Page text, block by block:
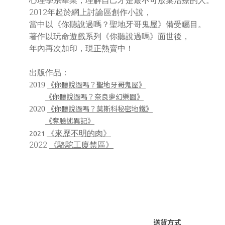
2012年起於網上討論區創作小說，
當中以《你聽說過嗎？聖地牙哥鬼屋》備受矚目。
著作以玩命遊戲系列《你聽說過嗎》面世後，
年內再次加印，現正熱賣中！
出版作品：
2019
《你聽說過嗎？聖地牙哥鬼屋》
《你聽說過嗎？奈良夢幻樂園》
2020
《你聽說過嗎？莫斯科秘密地鐵》
《奪臉述異記》
2021
《來歷不明的肉》
2022 《駱駝工廈禁區》
送貨方式